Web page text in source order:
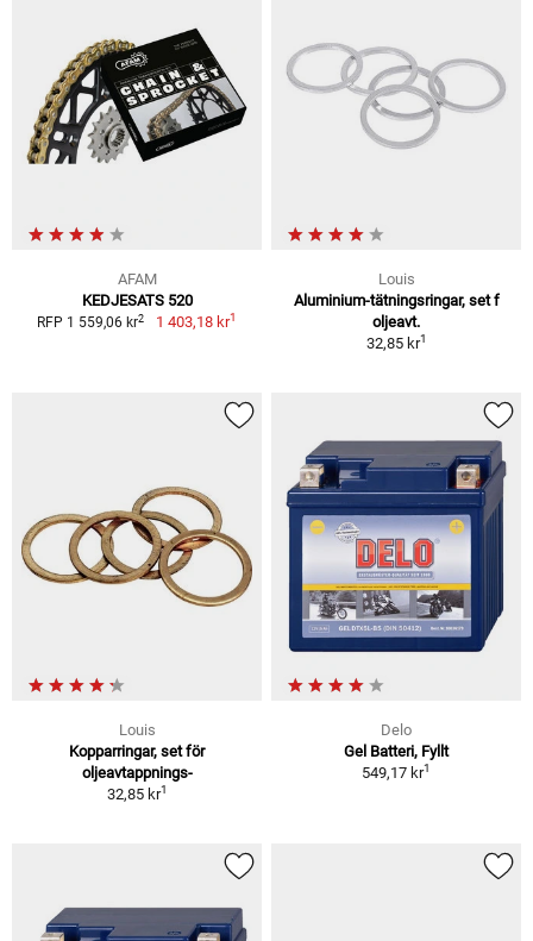
AFAM
KEDJESATS 520
RFP 1 559,06 kr2 1 403,18 kr1
Louis
Aluminium-tätningsringar, set f
oljeavt.
32,85 kr1
Louis
Kopparringar, set för
oljeavtappnings-
32,85 kr1
Delo
Gel Batteri, Fyllt
549,17 kr1